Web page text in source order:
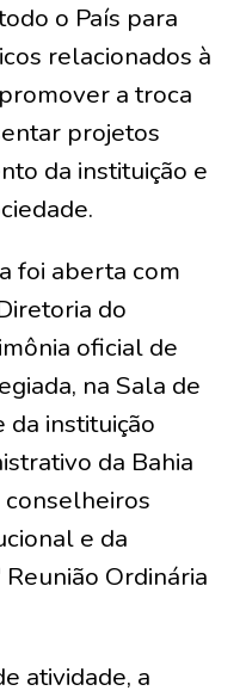
o País para
relacionados à
a troca
projetos
da instituição e
foi aberta com
do
oficial de
na Sala de
da instituição
da Bahia
conselheiros
e da
Ordinária
atividade, a